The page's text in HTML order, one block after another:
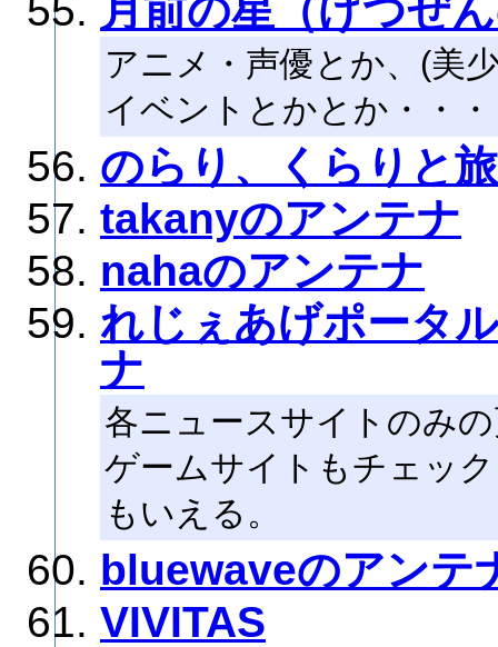
月前の星（げつぜ
アニメ・声優とか、(美
イベントとかとか・・
のらり、くらりと
takanyのアンテナ
nahaのアンテナ
れじぇあげポータ
ナ
各ニュースサイトのみ
ゲームサイトもチェッ
もいえる。
bluewaveのアンテ
VIVITAS